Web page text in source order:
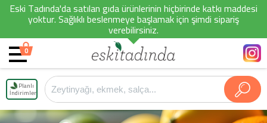
Eski Tadında'da satılan gıda ürünlerinin hiçbirinde katkı maddesi
yoktur. Sağlıklı beslenmeye başlamak için şimdi sipariş
verebilirsiniz.
0
Planlı
İndirimler